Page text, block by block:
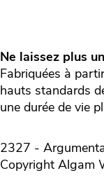
Ne laissez plus
Fabriquées à
hauts standards
une durée de vie
2327 -
Copyright Algam